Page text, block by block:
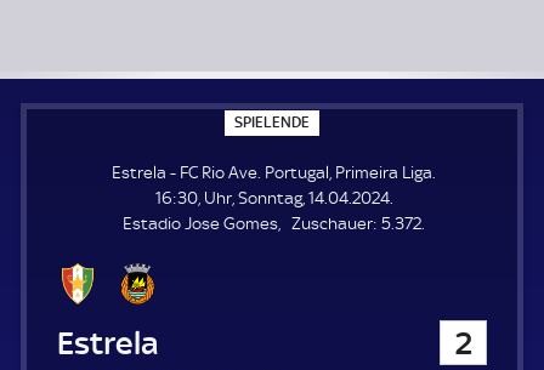
SPIELENDE
P
E
L
E
N
Estrela - FC Rio Ave. Portugal, Primeira Liga.
16:30, Uhr, Sonntag, 14.04.2024.
Estadio Jose Gomes
Zuschauer: Z
5.372.
Estrela 2